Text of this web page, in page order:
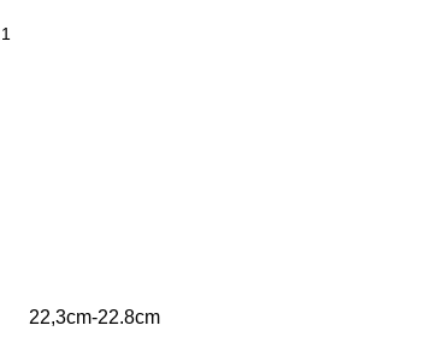
22,3cm-22.8cm